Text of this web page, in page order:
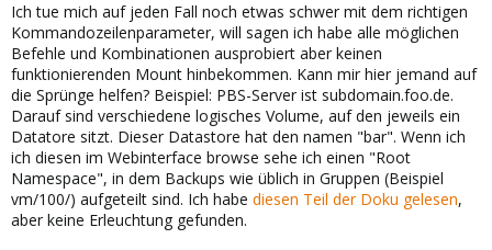
Ich tue mich auf jeden Fall noch etwas schwer mit dem richtigen
Kommandozeilenparameter, will sagen ich habe alle möglichen
Befehle und Kombinationen ausprobiert aber keinen
funktionierenden Mount hinbekommen. Kann mir hier jemand auf
die Sprünge helfen? Beispiel: PBS-Server ist subdomain.foo.de.
Darauf sind verschiedene logisches Volume, auf den jeweils ein
Datatore sitzt. Dieser Datastore hat den namen "bar". Wenn ich
ich diesen im Webinterface browse sehe ich einen "Root
Namespace", in dem Backups wie üblich in Gruppen (Beispiel
vm/100/) aufgeteilt sind. Ich habe diesen Teil der Doku gelesen,
aber keine Erleuchtung gefunden.